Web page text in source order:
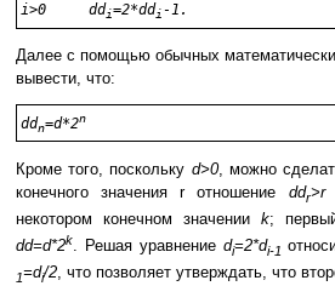
i>0	ddi=2*ddi-1.
Далее с помощью обычных
вывести, что:
ddn=d*2n
Кроме того, поскольку d>0, можно
конечного значения r отношение ddr>r
некотором конечном значении k;
dd=d*2k. Решая уравнение di=2*di-1
1=di/2 , что позволяет утверждать, что